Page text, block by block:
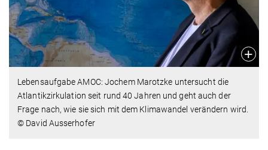
Lebensaufgabe AMOC: Jochem Marotzke untersucht die
Atlantikzirku­lation seit rund 40 Jahren und geht auch der
Frage nach, wie sie sich mit dem Klimawandel verändern wird.
© David Ausserhofer